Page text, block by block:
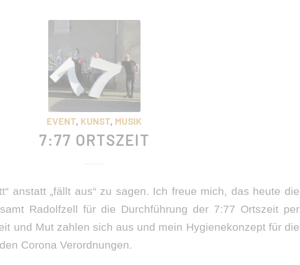
EVENT, KUNST, MUSIK
7:77 ORTSZEIT
anstatt „fällt aus“ zu sagen. Ich freue mich, das heute die
Radolfzell für die Durchführung der 7:77 Ortszeit per
und Mut zahlen sich aus und mein Hygienekonzept für die
Corona Verordnungen.